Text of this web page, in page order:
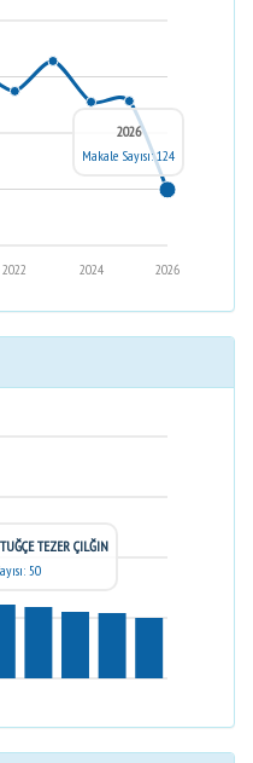
2026
2024
2022
2026
Makale Sayısı: 124
TEZER ÇILĞIN
50